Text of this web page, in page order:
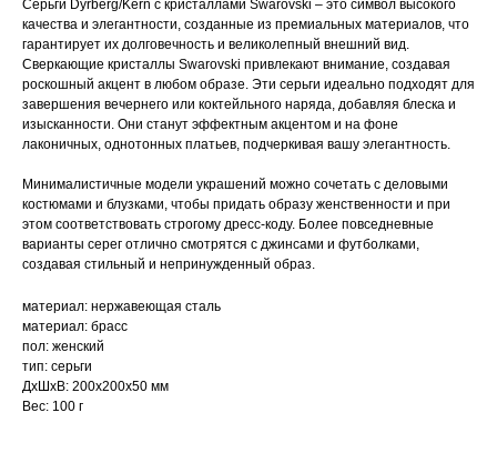
Серьги Dyrberg/Kern с кристаллами Swarovski – это символ высокого
качества и элегантности, созданные из премиальных материалов, что
гарантирует их долговечность и великолепный внешний вид.
Сверкающие кристаллы Swarovski привлекают внимание, создавая
роскошный акцент в любом образе. Эти серьги идеально подходят для
завершения вечернего или коктейльного наряда, добавляя блеска и
изысканности. Они станут эффектным акцентом и на фоне
лаконичных, однотонных платьев, подчеркивая вашу элегантность.
Минималистичные модели украшений можно сочетать с деловыми
костюмами и блузками, чтобы придать образу женственности и при
этом соответствовать строгому дресс-коду. Более повседневные
варианты серег отлично смотрятся с джинсами и футболками,
создавая стильный и непринужденный образ.
материал: нержавеющая сталь
материал: брасс
пол: женский
тип: серьги
ДxШxВ: 200x200x50 мм
Вес: 100 г